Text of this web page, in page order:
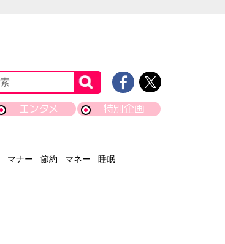
エンタメ 特別企画
マナー 節約 マネー
睡眠